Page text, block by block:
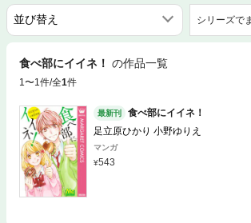
シリーズで
食べ部にイイネ！ の作品一覧
1〜1件/全1件
最新刊
食べ部にイイネ！
足立原ひかり 小野ゆりえ
マンガ
543